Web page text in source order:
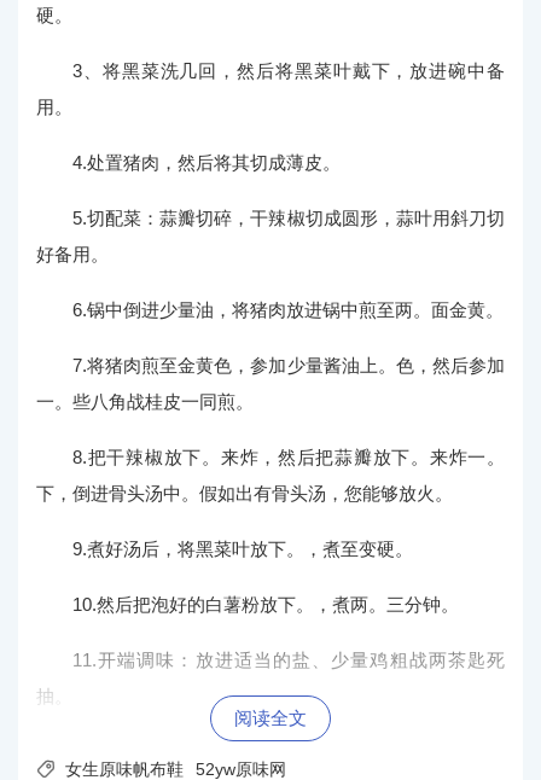
硬。
3、将黑菜洗几回，然后将黑菜叶戴下，放进碗中备
用。
4.处置猪肉，然后将其切成薄皮。
5.切配菜：蒜瓣切碎，干辣椒切成圆形，蒜叶用斜刀切
好备用。
6.锅中倒进少量油，将猪肉放进锅中煎至两。面金黄。
7.将猪肉煎至金黄色，参加少量酱油上。色，然后参加
一。些八角战桂皮一同煎。
8.把干辣椒放下。来炸，然后把蒜瓣放下。来炸一。
下，倒进骨头汤中。假如出有骨头汤，您能够放火。
9.煮好汤后，将黑菜叶放下。，煮至变硬。
10.然后把泡好的白薯粉放下。，煮两。三分钟。
11.开端调味：放进适当的盐、少量鸡粗战两茶匙死
抽。
阅读全文
 女生原味帆布鞋 52yw原味网